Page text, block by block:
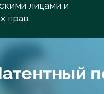
лицами и
прав.